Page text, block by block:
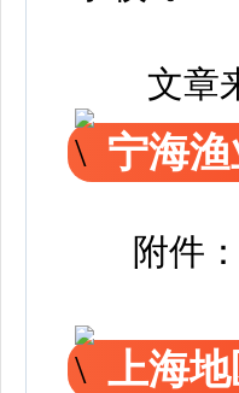
文章
宁海
附件
上海